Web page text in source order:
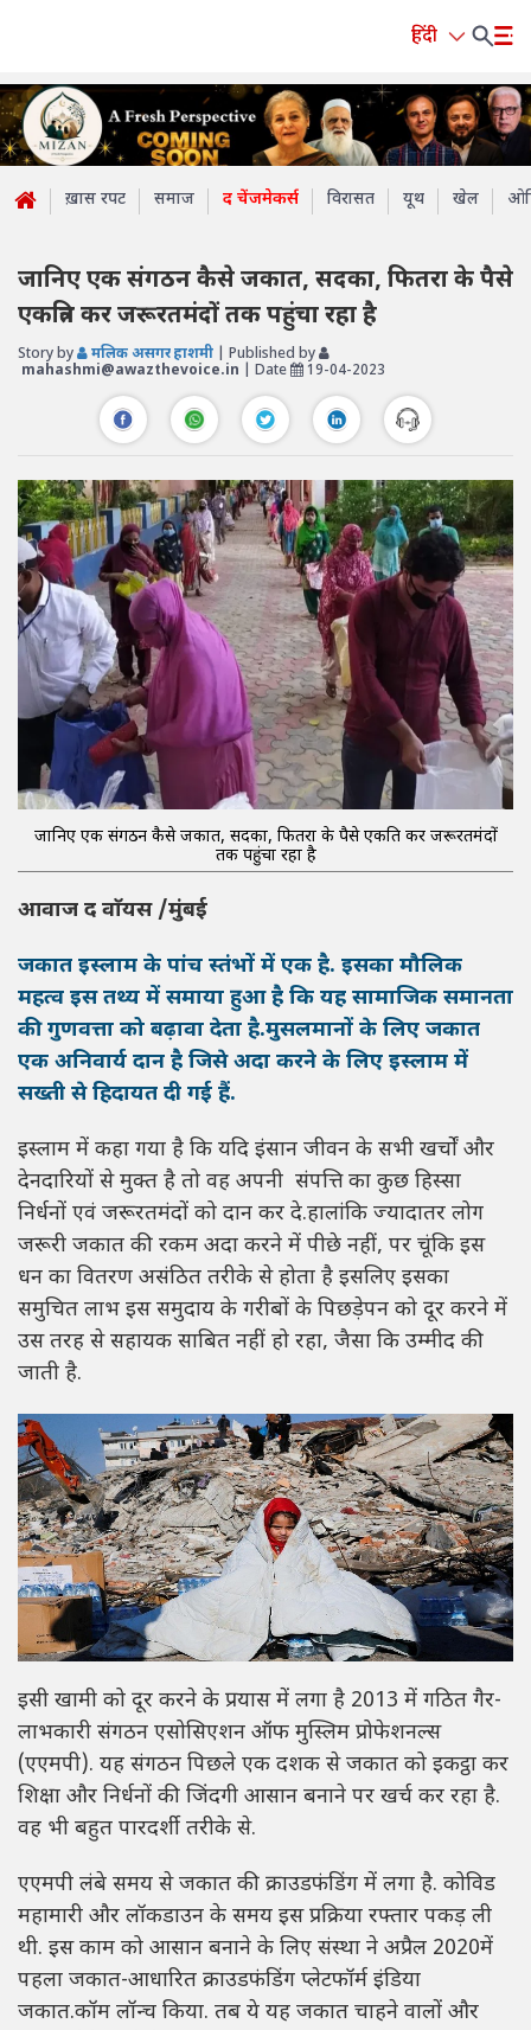
हिंदी
ख़ास रपट समाज द चेंजमेकर्स विरासत यूथ खेल
जानिए एक संगठन कैसे जकात, सदका, फितरा के पैसे
एकत्रित कर जरूरतमंदों तक पहुंचा रहा है
Story by मलिक असगर हाशमी | Published by
mahashmi@awazthevoice.in | Date 19-04-2023
जानिए एक संगठन कैसे जकात, सदका, फितरा के पैसे एकत्रित कर जरूरतमंदों
तक पहुंचा रहा है
आवाज द वाॅयस /मुंबई
जकात इस्लाम के पांच स्तंभों में एक है. इसका मौलिक
महत्व इस तथ्य में समाया हुआ है कि यह सामाजिक समानता
की गुणवत्ता को बढ़ावा देता है.मुसलमानों के लिए जकात
एक अनिवार्य दान है जिसे अदा करने के लिए इस्लाम में
सख्ती से हिदायत दी गई हैं.
इस्लाम में कहा गया है कि यदि इंसान जीवन के सभी खर्चों और
देनदारियों से मुक्त है तो वह अपनी संपत्ति का कुछ हिस्सा
निर्धनों एवं जरूरतमंदों को दान कर दे.हालांकि ज्यादातर लोग
जरूरी जकात की रकम अदा करने में पीछे नहीं, पर चूंकि इस
धन का वितरण असंठित तरीके से होता है इसलिए इसका
समुचित लाभ इस समुदाय के गरीबों के पिछड़ेपन को दूर करने में
उस तरह से सहायक साबित नहीं हो रहा, जैसा कि उम्मीद की
जाती है.
इसी खामी को दूर करने के प्रयास में लगा है 2013 में गठित गैर-
लाभकारी संगठन एसोसिएशन ऑफ मुस्लिम प्रोफेशनल्स
(एएमपी). यह संगठन पिछले एक दशक से जकात को इकट्ठा कर
शिक्षा और निर्धनों की जिंदगी आसान बनाने पर खर्च कर रहा है.
वह भी बहुत पारदर्शी तरीके से.
एएमपी लंबे समय से जकात की क्राउडफंडिंग में लगा है. कोविड
महामारी और लॉकडाउन के समय इस प्रक्रिया रफ्तार पकड़ ली
थी. इस काम को आसान बनाने के लिए संस्था ने अप्रैल 2020में
पहला जकात-आधारित क्राउडफंडिंग प्लेटफॉर्म इंडिया
जकात.कॉम लॉन्च किया. तब ये यह जकात चाहने वालों और